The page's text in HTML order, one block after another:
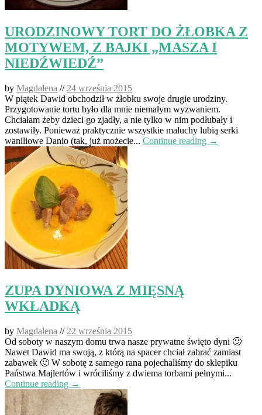
URODZINOWY TORT DO ŻŁOBKA Z
MOTYWEM, Z BAJKI „MASZA I
NIEDŹWIEDŹ”
by Magdalena // 24 września 2015
W piątek Dawid obchodził w żłobku swoje drugie urodziny.
Przygotowanie tortu było dla mnie niemałym wyzwaniem.
Chciałam żeby dzieci go zjadły, a nie tylko w nim podłubały i
zostawiły. Ponieważ praktycznie wszystkie maluchy lubią serki
waniliowe Danio (tak, już możecie... Continue reading →
ZUPA DYNIOWA Z MIĘSNĄ
WKŁADKĄ
by Magdalena // 22 września 2015
Od soboty w naszym domu trwa nasze prywatne święto dyni 🙂
Nawet Dawid ma swoją, z którą na spacer chciał zabrać zamiast
zabawek 🙂 W sobotę z samego rana pojechaliśmy do sklepiku
Państwa Majlertów i wróciliśmy z dwiema torbami pełnymi...
Continue reading →